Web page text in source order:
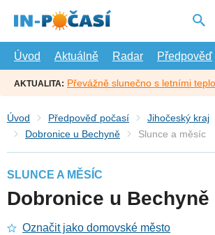
hlavní
Úvod
Aktuálně Radar Předpověď
AKTUALITA: Převážně slunečno s letními
Úvod Předpověď počasí
Jihočeský kraj
Dobronice u Bechyně
Slunce a měsíc
SLUNCE A MĚSÍC
Dobronice u Bechyně
Označit jako domovské město